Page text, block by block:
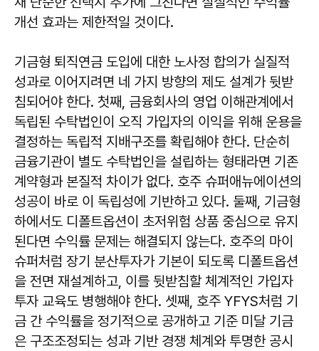
개선 효과는 제한적일 것이다.
기금형 퇴직연금 도입에 대한 노사정 합의가 실질적
성과로 이어지려면 네 가지 방향의 제도 설계가 뒷받
침되어야 한다. 첫째, 금융회사의 영업 이해관계에서
독립된 수탁법인이 오직 가입자의 이익을 위해 운용을
결정하는 독립적 지배구조를 확립해야 한다. 단순히
금융기관이 별도 수탁법인을 설립하는 형태라면 기존
계약형과 본질적 차이가 없다. 호주 슈퍼애뉴에이션의
성공이 바로 이 독립성에 기반하고 있다. 둘째, 기금형
하에서도 디폴트옵션이 초저위험 상품 중심으로 유지
된다면 수익률 문제는 해결되지 않는다. 호주의 마이
슈퍼처럼 장기 분산투자가 기본이 되도록 디폴트옵션
을 전면 재설계하고, 이를 뒷받침할 체계적인 가입자
투자 교육도 병행해야 한다. 셋째, 호주 YFYS처럼 기
금 간 수익률을 정기적으로 공개하고 기준 미달 기금
은 구조조정되는 성과 기반 경쟁 체계와 투명한 공시